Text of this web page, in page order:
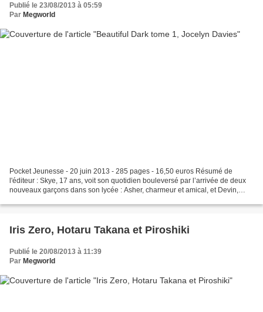
Publié le 23/08/2013 à 05:59
Par Megworld
Pocket Jeunesse - 20 juin 2013 - 285 pages - 16,50 euros Résumé de
l'éditeur : Skye, 17 ans, voit son quotidien bouleversé par l’arrivée de deux
nouveaux garçons dans son lycée : Asher, charmeur et amical, et Devin,
Iris Zero, Hotaru Takana et Piroshiki
Publié le 20/08/2013 à 11:39
Par Megworld